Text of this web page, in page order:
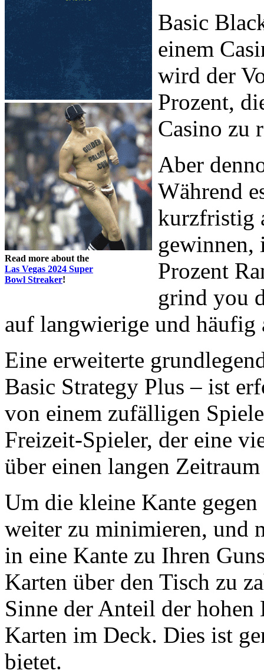
Read more about the
Las Vegas 2024 Super
Bowl Streaker!
Basic
einem
wird der
Prozent,
Casino zu
Aber
Während
kurzfristig
gewinnen,
Prozent
grind you
auf langwierige und häufig
Eine erweiterte
Basic Strategy Plus – ist
von einem zufälligen
Freizeit-Spieler, der eine
über einen langen
Um die kleine Kante
weiter zu minimieren, und
in eine Kante zu Ihren
Karten über den Tisch zu
Sinne der Anteil der
Karten im Deck. Dies ist
bietet.